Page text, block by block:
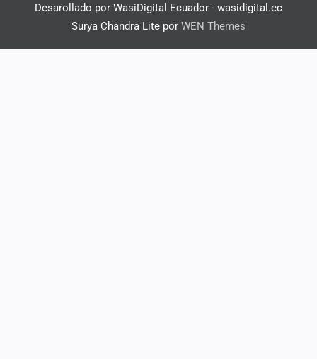
Desarollado por WasiDigital Ecuador - wasidigital.ec
Surya Chandra Lite por WEN Themes